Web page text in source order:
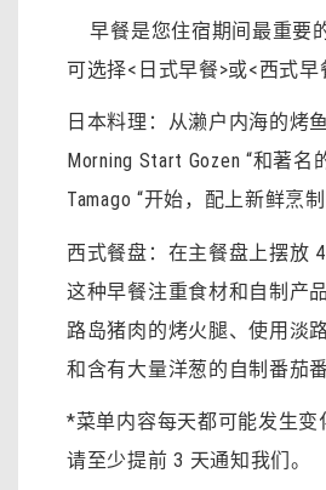
早餐是您住宿期间最重要
可选择<日式早餐>或<西式早
日本料理：从濑户内海的烤鱼
Morning Start Gozen “和著名
Tamago “开始，配上新鲜烹
西式餐盘：在主餐盘上摆放
这种早餐注重食材和自制产
路岛猪肉的烤火腿、使用淡
和含有大量洋葱的自制番茄番
*菜单内容每天都可能发生变
请至少提前 3 天通知我们。